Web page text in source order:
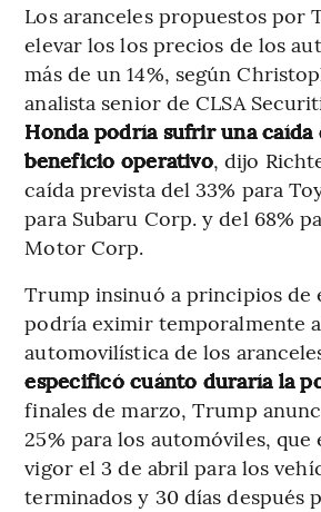
Los aranceles propuestos por
elevar los los precios de los
más de un 14%, según
analista senior de CLSA
Honda podría sufrir una caída
beneficio operativo, dijo
caída prevista del 33% para
para Subaru Corp. y del 68%
Motor Corp.
Trump insinuó a principios de
podría eximir temporalmente
automovilística de los
especificó cuánto duraría la
finales de marzo, Trump
25% para los automóviles,
vigor el 3 de abril para los
terminados y 30 días después